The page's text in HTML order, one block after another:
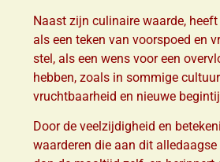
Naast zijn culinaire waarde,
als een teken van voorspoed en
stel, als een wens voor een
hebben, zoals in sommige
vruchtbaarheid en nieuwe
Door de veelzijdigheid en
waarderen die aan dit